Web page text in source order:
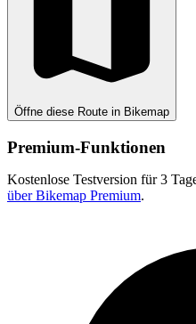
Öffne diese Route in Bikemap
Premium-Funktionen
Kostenlose Testversion für 3
über Bikemap Premium.